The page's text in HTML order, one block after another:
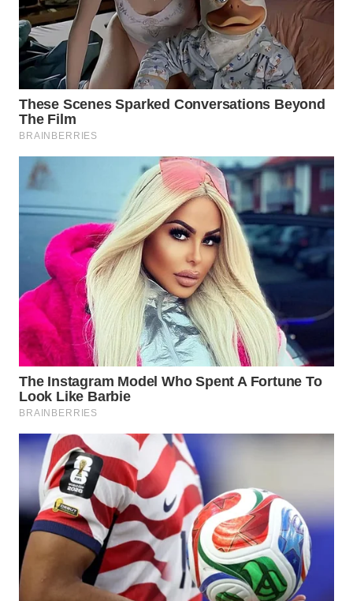
WN
KEPULAUAN
SERIBU
WN
TANGERANG
WN
BINJAI
CIREBON
WN
INDRAMAYU
WN
KUNINGAN
WN
MAJALENGKA
WN
SUBANG
WN
SUKABUMI
PURWAKARTA